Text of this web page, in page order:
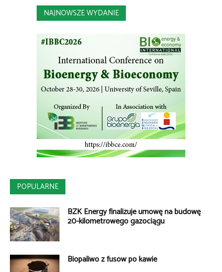
NAJNOWSZE WYDANIE
POPULARNE
BZK Energy finalizuje umowę na budowę
20-kilometrowego gazociągu
Biopaliwo z fusów po kawie